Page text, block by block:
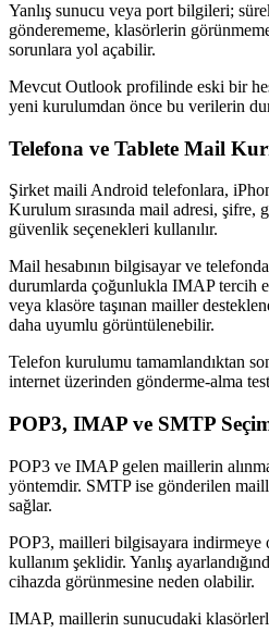
Yanlış sunucu veya port bilgileri;
gönderememe, klasörlerin
sorunlara yol açabilir.
Mevcut Outlook profilinde eski bir
yeni kurulumdan önce bu verilerin
Telefona ve Tablete Mail
Şirket maili Android telefonlara,
Kurulum sırasında mail adresi,
güvenlik seçenekleri kullanılır.
Mail hesabının bilgisayar ve
durumlarda çoğunlukla IMAP tercih
veya klasöre taşınan mailler
daha uyumlu görüntülenebilir.
Telefon kurulumu tamamlandıktan
internet üzerinden gönderme-alma
POP3, IMAP ve SMTP
POP3 ve IMAP gelen maillerin
yöntemdir. SMTP ise gönderilen
sağlar.
POP3, mailleri bilgisayara indirmeye
kullanım şeklidir. Yanlış
cihazda görünmesine neden olabilir.
IMAP, maillerin sunucudaki